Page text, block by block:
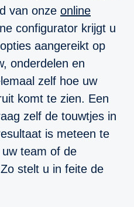
van onze online
configurator krijgt u
aangereikt op
onderdelen en
zelf hoe uw
komt te zien. Een
zelf de touwtjes in
is meteen te
team of de
stelt u in feite de